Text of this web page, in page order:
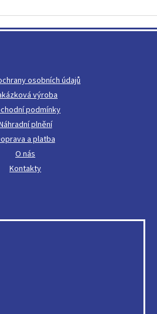
osobních údajů
výroba
podmínky
plnění
a platba
O nás
Kontakty